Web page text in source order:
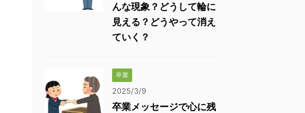
んな現象？どうして輪に
見える？どうやって消え
ていく？
卒業
2025/3/9
卒業メッセージで心に残